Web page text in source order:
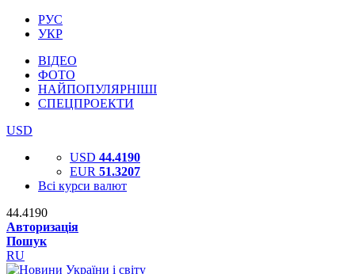
РУС
УКР
ВІДЕО
ФОТО
НАЙПОПУЛЯРНІШІ
СПЕЦПРОЕКТИ
USD
USD 44.4190
EUR 51.3207
Всі курси валют
44.4190
Авторизація
Пошук
RU